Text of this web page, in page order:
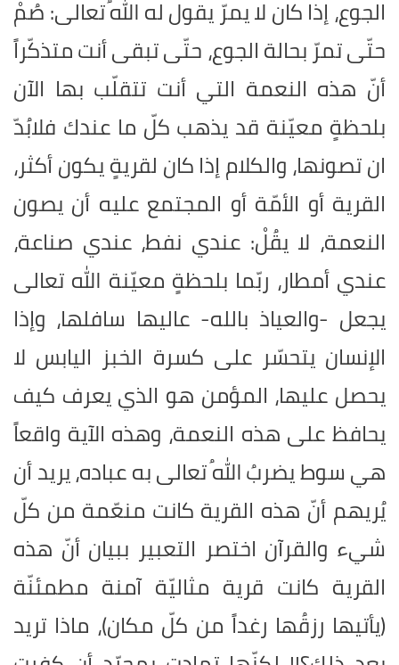
الجوع، إذا كان لا يمرّ يقول له اللهُ تعالى: صُمْ
حتّى تمرّ بحالة الجوع، حتّى تبقى أنت متذكّراً
أنّ هذه النعمة التي أنت تتقلّب بها الآن
بلحظةٍ معيّنة قد يذهب كلّ ما عندك فلابُدّ
ان تصونها، والكلام إذا كان لقريةٍ يكون أكثر،
القرية أو الأمّة أو المجتمع عليه أن يصون
النعمة، لا يقُلْ: عندي نفط، عندي صناعة،
عندي أمطار، ربّما بلحظةٍ معيّنة الله تعالى
يجعل -والعياذ بالله- عاليها سافلها، وإذا
الإنسان يتحسّر على كسرة الخبز اليابس لا
يحصل عليها، المؤمن هو الذي يعرف كيف
يحافظ على هذه النعمة، وهذه الآية واقعاً
هي سوط يضربُ اللهُ تعالى به عباده، يريد أن
يُريهم أنّ هذه القرية كانت منعّمة من كلّ
شيء والقرآن اختصر التعبير ببيان أنّ هذه
القرية كانت قرية مثاليّة آمنة مطمئنّة
(يأتيها رزقُها رغداً من كلّ مكان)، ماذا تريد